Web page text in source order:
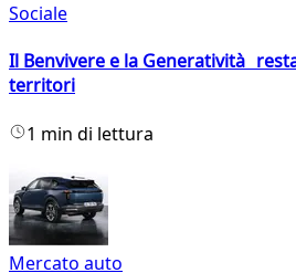
Sociale
Il Benvivere e la Generatività
territori
1 min di lettura
Mercato auto